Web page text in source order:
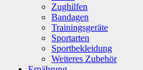
Zughilfen
Bandagen
Trainingsgeräte
Sportarten
Sportbekleidung
Weiteres Zubehör